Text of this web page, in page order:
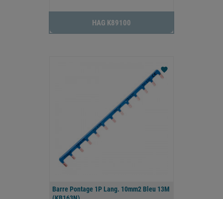
HAG K89100
Barre Pontage 1P Lang. 10mm2 Bleu 13M
favorite